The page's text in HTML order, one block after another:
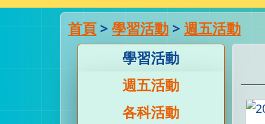
首頁 > 學習活動 > 週五活動
學習活動
週五活動
各科活動